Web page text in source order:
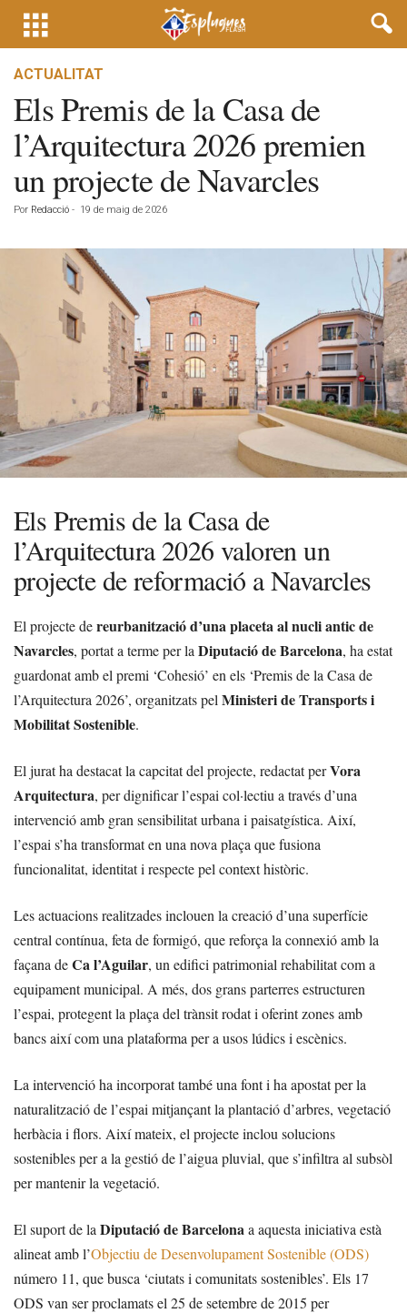
ACTUALITAT
Els Premis de la Casa de
l’Arquitectura 2026 premien
un projecte de Navarcles
Por Redacció - 19 de maig de 2026
Els Premis de la Casa de
l’Arquitectura 2026 valoren un
projecte de reformació a Navarcles
El projecte dereurbanització d’una placeta al nucli antic de
Navarcles, portat a terme per la Diputació de Barcelona, ha estat
guardonat amb el premi ‘Cohesió’ en els ‘Premis de la Casa de
l’Arquitectura 2026’, organitzats pel Ministeri de Transports i
Mobilitat Sostenible.
El jurat ha destacat la capcitat del projecte, redactat perVora
Arquitectura, per dignificar l’espai col·lectiu a través d’una
intervenció amb gran sensibilitat urbana i paisatgística. Així,
l’espai s’ha transformat en una nova plaça que fusiona
funcionalitat, identitat i respecte pel context històric.
Les actuacions realitzades inclouen la creació d’una superfície
central contínua, feta de formigó, que reforça la connexió amb la
façana deCa l’Aguilar, un edifici patrimonial rehabilitat com a
equipament municipal. A més, dos grans parterres estructuren
l’espai, protegent la plaça del trànsit rodat i oferint zones amb
bancs així com una plataforma per a usos lúdics i escènics.
La intervenció ha incorporat també una font i ha apostat per la
naturalització de l’espai mitjançant la plantació d’arbres, vegetació
herbàcia i flors. Així mateix, el projecte inclou solucions
sostenibles per a la gestió de l’aigua pluvial, que s’infiltra al subsòl
per mantenir la vegetació.
El suport de la Diputació de Barcelonaa aquesta iniciativa està
alineat amb l’Objectiu de Desenvolupament Sostenible (ODS)
número 11, que busca ‘ciutats i comunitats sostenibles’. Els 17
ODS van ser proclamats el 25 de setembre de 2015 per